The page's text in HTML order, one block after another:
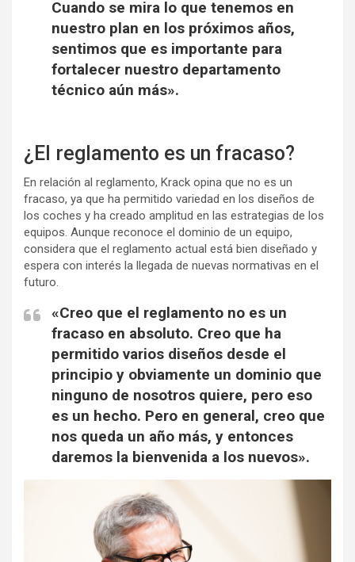
Cuando se mira lo que tenemos en
nuestro plan en los próximos años,
sentimos que es importante para
fortalecer nuestro departamento
técnico aún más».
¿El reglamento es un fracaso?
En relación al reglamento, Krack opina que no es un
fracaso, ya que ha permitido variedad en los diseños de
los coches y ha creado amplitud en las estrategias de los
equipos. Aunque reconoce el dominio de un equipo,
considera que el reglamento actual está bien diseñado y
espera con interés la llegada de nuevas normativas en el
futuro.
«Creo que el reglamento no es un
fracaso en absoluto. Creo que ha
permitido varios diseños desde el
principio y obviamente un dominio que
ninguno de nosotros quiere, pero eso
es un hecho. Pero en general, creo que
nos queda un año más, y entonces
daremos la bienvenida a los nuevos».